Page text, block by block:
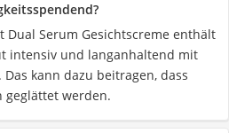
Dual Serum Gesichtscreme enthält
intensiv und langanhaltend mit
kann dazu beitragen, dass
geglättet werden.